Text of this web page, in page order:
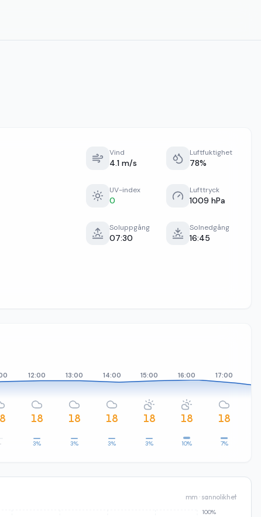
Vind
4.1 m/s
Luftfuktighet
78%
UV-index
0
Lufttryck
1009 hPa
Soluppgång
07:30
Solnedgång
16:45
12:00
18
3%
13:00
18
3%
14:00
18
3%
15:00
18
3%
16:00
18
10%
17:00
18
7%
mm · sannolikhet
100%